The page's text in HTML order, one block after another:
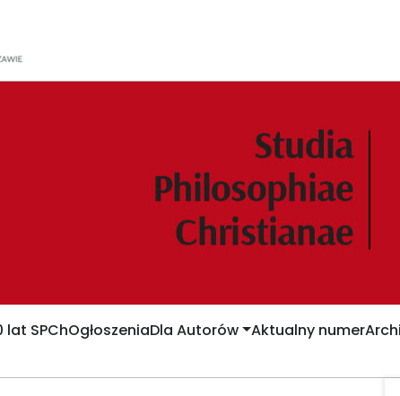
lat SPChOgłoszeniaDla Autorów Aktualny numer